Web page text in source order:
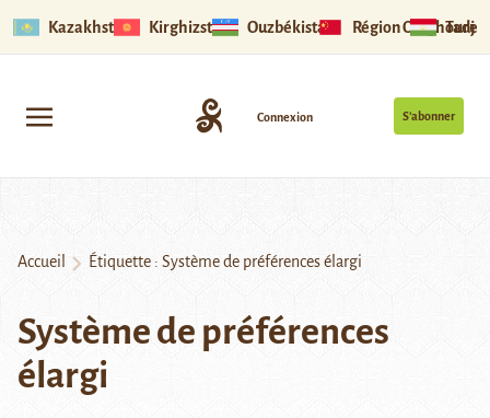
Kazakhstan Kirghizstan Ouzbékistan Région Ouïghoure
S’abonner
Connexion
Accueil Étiquette : Système de préférences élargi
Système de préférences
élargi